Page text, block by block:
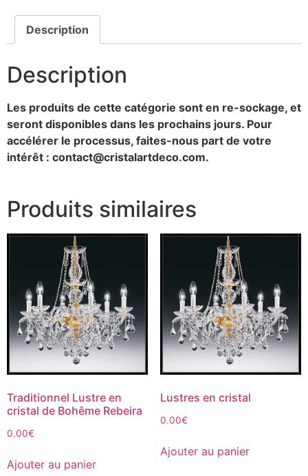
Description
Description
Les produits de cette catégorie sont en re-sockage, et
seront disponibles dans les prochains jours. Pour
accélérer le processus, faites-nous part de votre
intérêt : contact@cristalartdeco.com.
Produits similaires
Traditionnel Lustre en
cristal de Bohême Rebeira
0.00€
Ajouter au panier
Lustres en cristal
0.00€
Ajouter au panier